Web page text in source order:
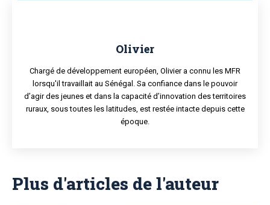
Olivier
Chargé de développement européen, Olivier a connu les MFR
lorsqu'il travaillait au Sénégal. Sa confiance dans le pouvoir
d’agir des jeunes et dans la capacité d’innovation des territoires
ruraux, sous toutes les latitudes, est restée intacte depuis cette
époque.
Plus d'articles de l'auteur